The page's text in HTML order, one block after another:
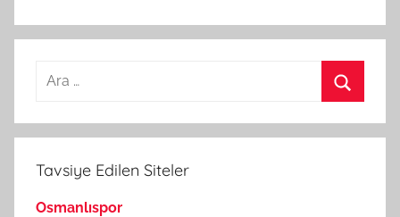
Arama:
Tavsiye Edilen Siteler
Osmanlıspor